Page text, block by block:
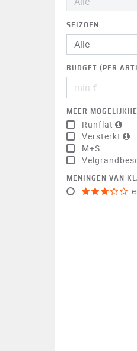
SEIZOEN
BUDGET (PER
MEER
Runflat
Versterkt
M+S
MENINGEN VAN